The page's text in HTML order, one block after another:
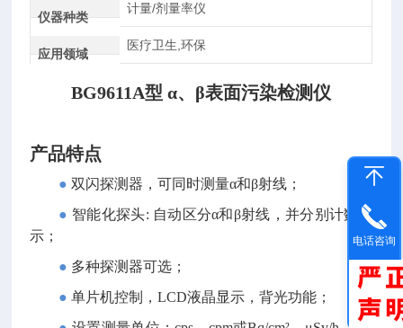
仪器种类
计量/剂量率仪
应用领域
医疗卫生,环保
BG9611A型 α、β表面污染检测仪
产品特点
●双闪探测器，可同时测量α和β射线；
● 智能化探头: 自动区分α和β射线，并分别计数显
示；
● 多种探测器可选；
●单片机控制，LCD液晶显示，背光功能；
电话咨询